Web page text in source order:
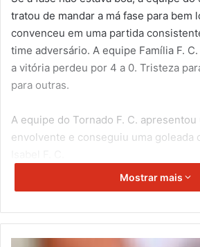
tratou de mandar a má fase para bem
convenceu em uma partida
time adversário. A equipe Família F.
a vitória perdeu por 4 a 0. Tristeza
para outras.
A equipe do Tornado F. C.
envolvente e conseguiu uma goleada
Mostrar mais